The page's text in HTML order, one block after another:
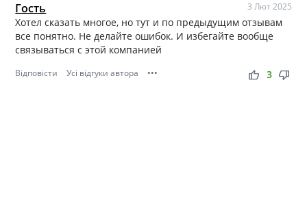
Гость 3 Лют 2025
Хотел сказать многое, но тут и по предыдущим отзывам
все понятно. Не делайте ошибок. И избегайте вообще
связываться с этой компанией
Відповісти Усі відгуки автора ••• thumb_up thumb_down
3